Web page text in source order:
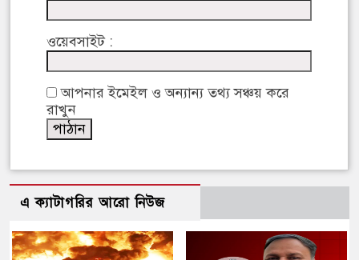
ওয়েবসাইট :
আপনার ইমেইল ও অন্যান্য তথ্য সঞ্চয় করে
রাখুন
এ ক্যাটাগরির আরো নিউজ